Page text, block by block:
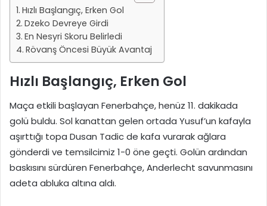
Hızlı Başlangıç, Erken Gol
Dzeko Devreye Girdi
En Nesyri Skoru Belirledi
Rövanş Öncesi Büyük Avantaj
Hızlı Başlangıç, Erken Gol
Maça etkili başlayan Fenerbahçe, henüz 11. dakikada
golü buldu. Sol kanattan gelen ortada Yusuf’un kafayla
aşırttığı topa Dusan Tadic de kafa vurarak ağlara
gönderdi ve temsilcimiz 1-0 öne geçti. Golün ardından
baskısını sürdüren Fenerbahçe, Anderlecht savunmasını
adeta abluka altına aldı.